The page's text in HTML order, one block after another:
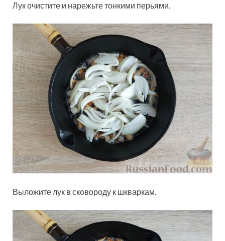
Лук очистите и нарежьте тонкими перьями.
Выложите лук в сковороду к шкваркам.